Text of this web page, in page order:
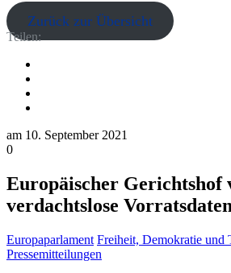
Zurück zur Übersicht
Teilen:
am 10. September 2021
0
Europäischer Gerichtshof
verdachtslose
Europaparlament Freiheit, Demokratie und
Pressemitteilungen